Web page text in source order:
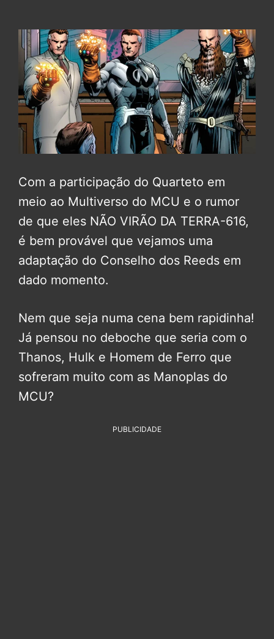
Com a participação do Quarteto em
meio ao Multiverso do MCU e o rumor
de que eles NÃO VIRÃO DA TERRA-616,
é bem provável que vejamos uma
adaptação do Conselho dos Reeds em
dado momento.
Nem que seja numa cena bem rapidinha!
Já pensou no deboche que seria com o
Thanos, Hulk e Homem de Ferro que
sofreram muito com as Manoplas do
MCU?
PUBLICIDADE